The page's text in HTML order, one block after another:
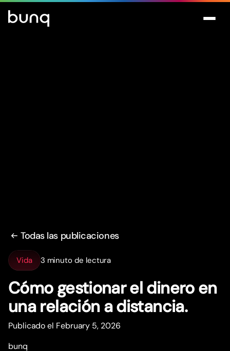
Todas las publicaciones
Vida 3 minuto de lectura
Cómo gestionar el dinero en
una relación a distancia.
Publicado el February 5, 2026
bunq